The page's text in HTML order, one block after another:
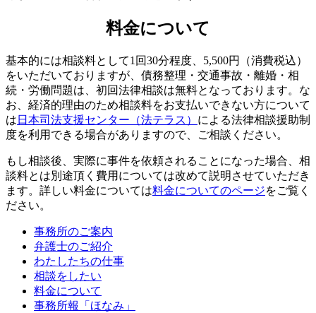
料金について
基本的には相談料として1回30分程度、5,500円（消費税込）
をいただいておりますが、債務整理・交通事故・離婚・相
続・労働問題は、初回法律相談は無料となっております。な
お、経済的理由のため相談料をお支払いできない方について
は 日本司法支援センター（法テラス） による法律相談援助制
度を利用できる場合がありますので、ご相談ください。
もし相談後、実際に事件を依頼されることになった場合、相
談料とは別途頂く費用については改めて説明させていただき
ます。詳しい料金については料金についてのページをご覧く
ださい。
事務所のご案内
弁護士のご紹介
わたしたちの仕事
相談をしたい
料金について
事務所報「ほなみ」